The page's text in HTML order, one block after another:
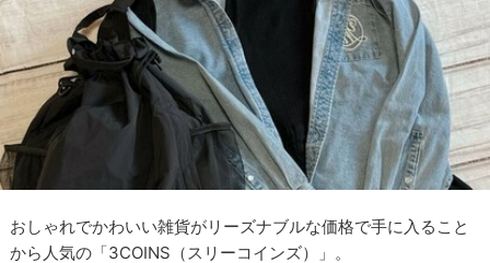
おしゃれでかわいい雑貨がリーズナブルな価格で手に入ること
から人気の「3COINS（スリーコインズ）」。